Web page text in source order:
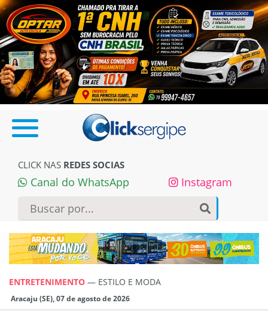
CLICK NAS REDES SOCIAS
Canal do WhatsApp Instagram
ENTRETENIMENTO — ESTILO E MODA
Aracaju (SE), 07 de agosto de 2026